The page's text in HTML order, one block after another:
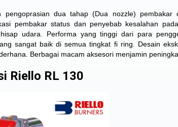
dua tahap (Dua nozzle) pembakar
pembakar status dan penyebab kesalahan
udara. Performa yang tinggi dari para
sangat baik di semua tingkat fi ring. Desain
Berbagai macam aksesori menjamin
Riello RL 130